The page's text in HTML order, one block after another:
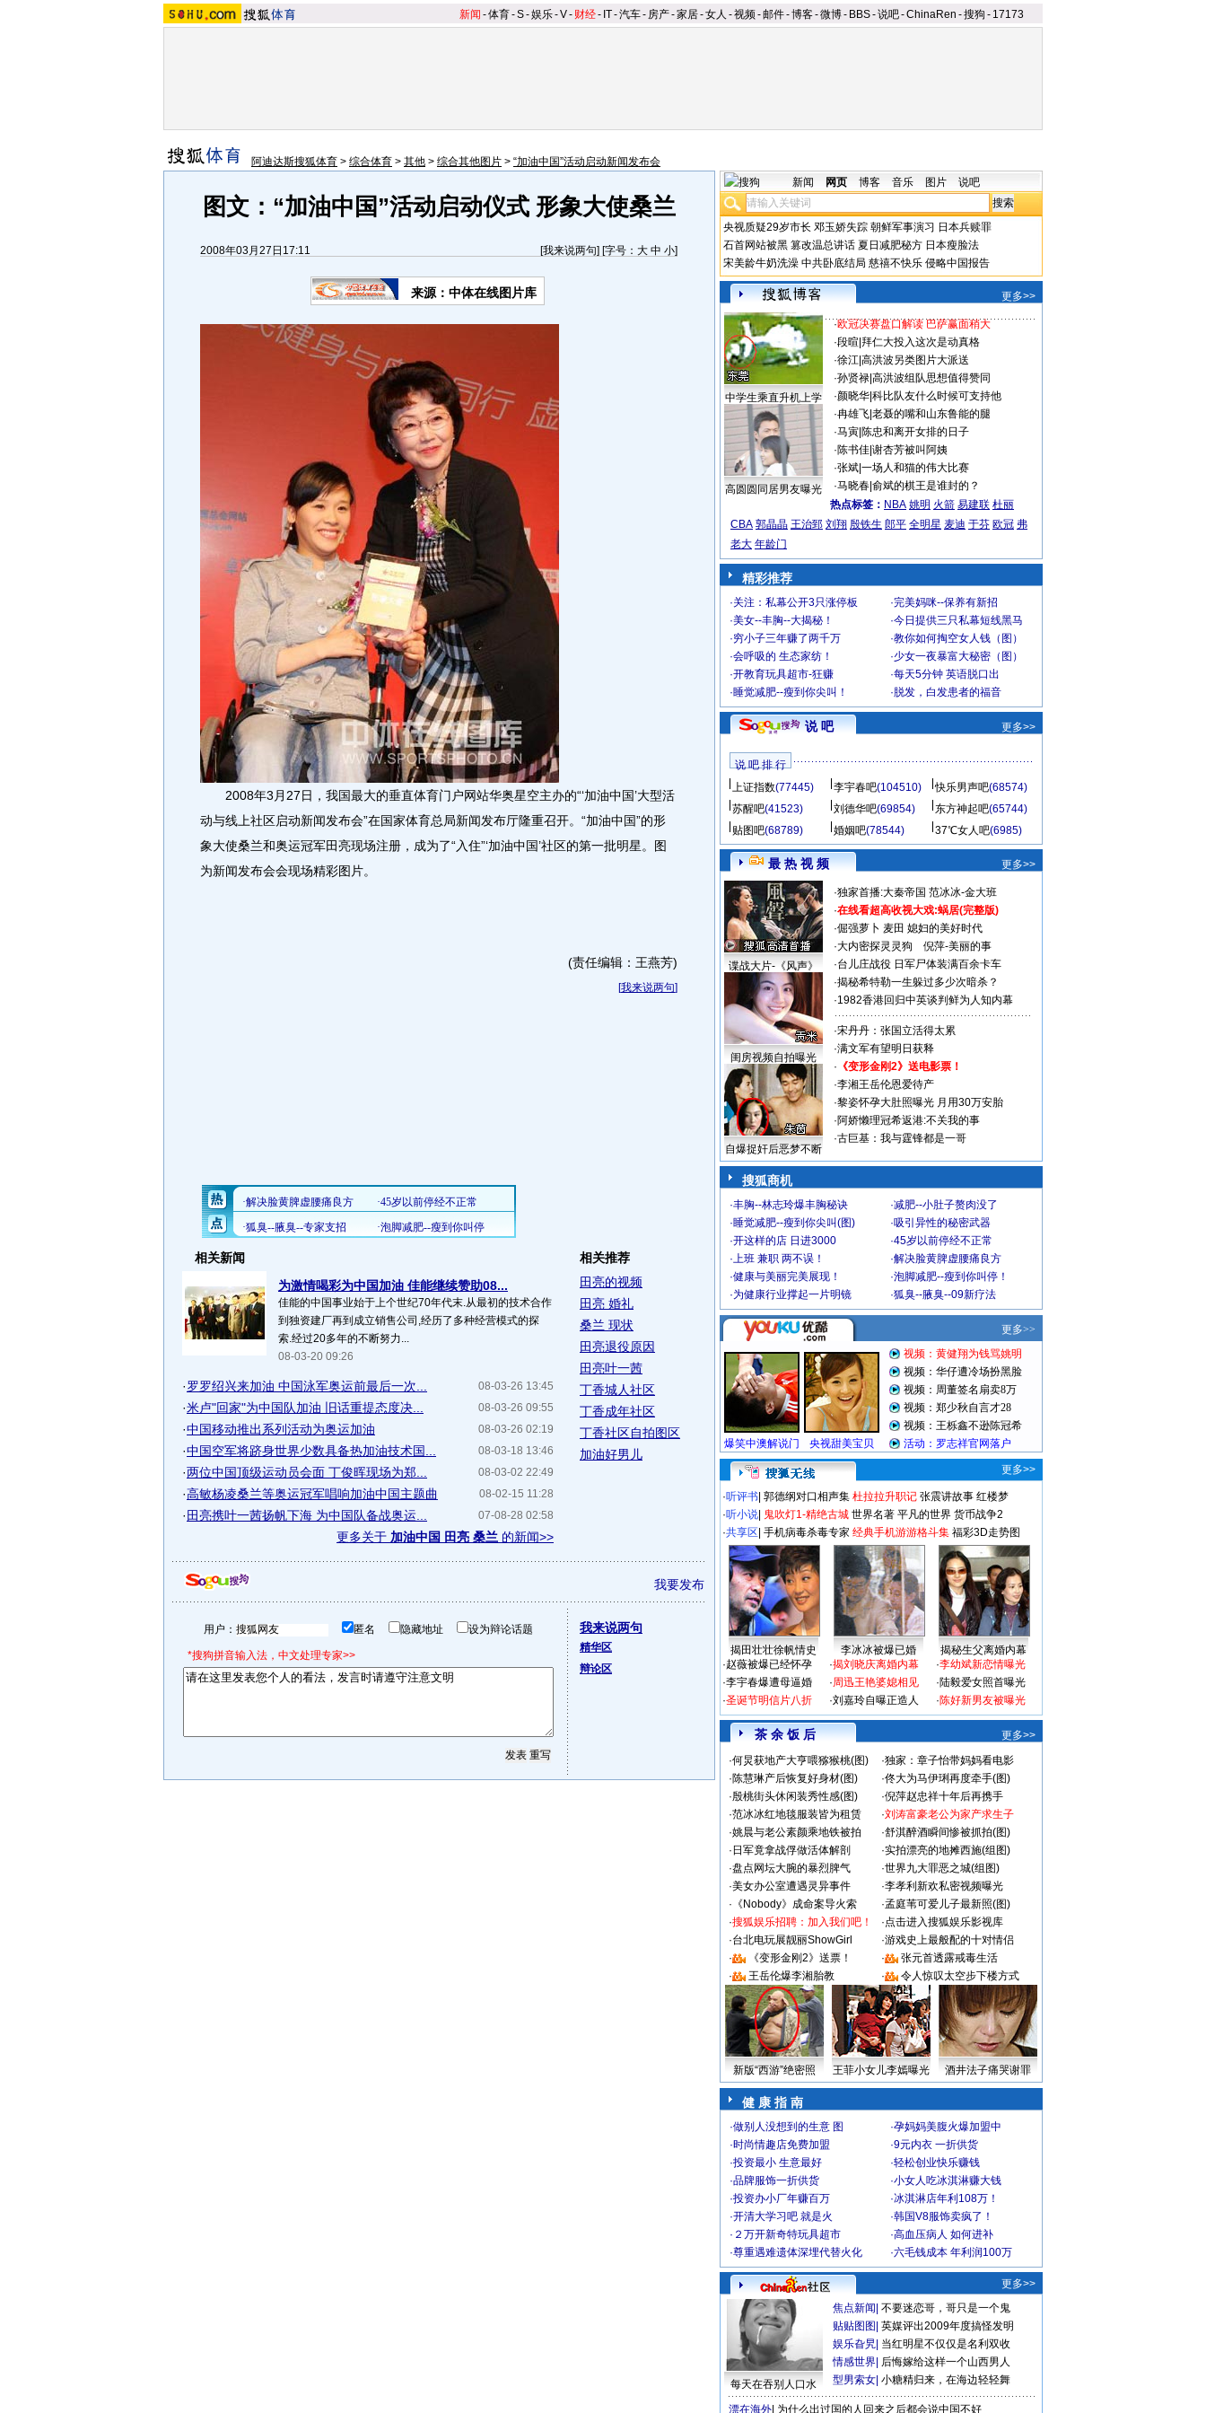
新闻 -体育-S-娱乐-V- 财经- IT-汽车- 房产-家居-女人 -视频-邮件-博客-微博- BBS-说吧-ChinaRen -搜狗 - 17173
阿迪达斯搜狐体育 > 综合体育 > 其他 > 综合其他图片 > “加油中国”活动启动新闻发布会
图文：“加油中国”活动启动仪式 形象大使桑兰
2008年03月27日17:11 [我来说两句] [字号： 大 中 小]
来源：中体在线图片库
2008年3月27日，我国最大的垂直体育门户网站华奥星空主办的“‘加油中国’大型活
动与线上社区启动新闻发布会”在国家体育总局新闻发布厅隆重召开。“加油中国”的形
象大使桑兰和奥运冠军田亮现场注册，成为了“入住”‘加油中国’社区的第一批明星。图
为新闻发布会会现场精彩图片。
(责任编辑：王燕芳)
[我来说两句]
相关新闻
为激情喝彩为中国加油 佳能继续赞助08...
佳能的中国事业始于上个世纪70年代末.从最初的技术合作
到独资建厂再到成立销售公司,经历了多种经营模式的探
索.经过20多年的不断努力...
08-03-20 09:26
08-03-26 13:45
·罗罗绍兴来加油 中国泳军奥运前最后一次...
08-03-26 09:55
·米卢"回家"为中国队加油 旧话重提态度决...
08-03-26 02:19
·中国移动推出系列活动为奥运加油
08-03-18 13:46
·中国空军将跻身世界少数具备热加油技术国...
08-03-02 22:49
·两位中国顶级运动员会面 丁俊晖现场为郑...
08-02-15 11:28
·高敏杨凌桑兰等奥运冠军唱响加油中国主题曲
07-08-28 02:58
· 田亮携叶一茜扬帆下海 为中国队备战奥运...
更多关于 加油中国 田亮 桑兰 的新闻>>
相关推荐
田亮的视频
田亮 婚礼
桑兰 现状
田亮退役原因
田亮叶一茜
丁香城人社区
丁香成年社区
丁香社区自拍图区
加油好男儿
我要发布
用户： 匿名 隐藏地址 设为辩论话题
*搜狗拼音输入法，中文处理专家>>
我来说两句
精华区
辩论区
新闻 网页 博客 音乐 图片 说吧
央视质疑29岁市长 邓玉娇失踪 朝鲜军事演习 日本兵赎罪
石首网站被黑 篡改温总讲话 夏日减肥秘方 日本瘦脸法
宋美龄牛奶洗澡 中共卧底结局 慈禧不快乐 侵略中国报告
更多>>
中学生乘直升机上学
高圆圆同居男友曝光
·欧冠决赛盘口解读 巴萨赢面稍大
·段暄 拜仁大投入这次是动真格
·徐江| 高洪波另类图片大派送
·孙贤禄| 高洪波组队思想值得赞同
·颜晓华| 科比队友什么时候可支持他
·冉雄飞| 老聂的嘴和山东鲁能的腿
·马寅| 陈忠和离开女排的日子
·陈书佳| 谢杏芳被叫阿姨
·张斌| 一场人和猫的伟大比赛
·马晓春| 俞斌的棋王是谁封的？
热点标签： NBA 姚明 火箭 易建联 杜丽
CBA 郭晶晶 王治郅 刘翔 殷铁生 郎平 全明星 麦迪 于芬 欧冠 弗
老大 年龄门
精彩推荐
·关注：私幕公开3只涨停板 ·完美妈咪--保养有新招
·美女--丰胸--大揭秘！ ·今日提供三只私幕短线黑马
·穷小子三年赚了两千万 ·教你如何掏空女人钱（图）
·会呼吸的 生态家纺！ ·少女一夜暴富大秘密（图）
·开教育玩具超市-狂赚 ·每天5分钟 英语脱口出
·睡觉减肥--瘦到你尖叫！ · 脱发，白发患者的福音
说 吧 更多>>
说 吧 排 行
上证指数(77445) 李宇春吧(104510) 快乐男声吧(68574)
苏醒吧(41523) 刘德华吧(69854) 东方神起吧(65744)
贴图吧(68789) 婚姻吧(78544) 37℃女人吧(6985)
最 热 视 频 更多>>
谍战大片-《风声》
闺房视频自拍曝光
自爆捉奸后恶梦不断
·独家首播:大秦帝国 范冰冰-金大班
·在线看超高收视大戏:蜗居(完整版)
·倔强萝卜 麦田 媳妇的美好时代
·大内密探灵灵狗
倪萍-美丽的事
·台儿庄战役 日军尸体装满百余卡车
·揭秘希特勒一生躲过多少次暗杀？
·1982香港回归中英谈判鲜为人知内幕
·宋丹丹：张国立活得太累
·满文军有望明日获释
· 《变形金刚2》送电影票！
·李湘王岳伦恩爱待产
·黎姿怀孕大肚照曝光 月用30万安胎
·阿娇懒理冠希返港:不关我的事
·古巨基：我与霆锋都是一哥
搜狐商机
·丰胸--林志玲爆丰胸秘诀 ·减肥--小肚子赘肉没了
·睡觉减肥--瘦到你尖叫(图) ·吸引异性的秘密武器
·开这样的店 日进3000 ·45岁以前停经不正常
·上班 兼职 两不误！ ·解决脸黄脾虚腰痛良方
·健康与美丽完美展现！ ·泡脚减肥--瘦到你叫停！
·为健康行业撑起一片明镜 ·狐臭--腋臭--09新疗法
更多>>
·听评书 郭德纲对口相声集 杜拉拉升职记 张震讲故事 红楼梦
·听小说 鬼吹灯1-精绝古城 世界名著 平凡的世界 货币战争2
·共享区 手机病毒杀毒专家 经典手机游游格斗集 福彩3D走势图
揭田壮壮徐帆情史 李冰冰被爆已婚
揭秘生父离婚内幕
·赵薇被爆已经怀孕
·李宇春爆遭母逼婚
·圣诞节明信片八折
·揭刘晓庆离婚内幕
·周迅王艳婆媳相见
·刘嘉玲自曝正造人
·李幼斌新恋情曝光
·陆毅爱女照首曝光
·陈好新男友被曝光
茶 余 饭 后
更多>>
·何炅获地产大亨喂猕猴桃(图) ·独家：章子怡带妈妈看电影
·陈慧琳产后恢复好身材(图) ·佟大为马伊琍再度牵手(图)
·殷桃街头休闲装秀性感(图) ·倪萍赵忠祥十年后再携手
·范冰冰红地毯服装皆为租赁 ·刘涛富豪老公为家产求生子
·姚晨与老公素颜乘地铁被拍 ·舒淇醉酒瞬间惨被抓拍(图)
· 日军竟拿战俘做活体解剖 ·实拍漂亮的地摊西施(组图)
·盘点网坛大腕的暴烈脾气 ·世界九大罪恶之城(组图)
·美女办公室遭遇灵异事件 ·李孝利新欢私密视频曝光
· 《Nobody》成命案导火索 ·孟庭苇可爱儿子最新照(图)
·搜狐娱乐招聘：加入我们吧！ ·点击进入搜狐娱乐影视库
·台北电玩展靓丽ShowGirl ·游戏史上最般配的十对情侣
·
《变形金刚2》送票！ ·
张元首透露戒毒生活
·
王岳伦爆李湘胎教 · 令人惊叹太空步下楼方式
新版“西游”绝密照 王菲小女儿李嫣曝光 酒井法子痛哭谢罪
健 康 指 南
·做别人没想到的生意 图 ·孕妈妈美腹火爆加盟中
·时尚情趣店免费加盟 ·9元内衣 一折供货
·投资最小 生意最好 ·轻松创业快乐赚钱
·品牌服饰一折供货 ·小女人吃冰淇淋赚大钱
·投资办小厂年赚百万 ·冰淇淋店年利108万！
·开清大学习吧 就是火 ·韩国V8服饰卖疯了！
· ２万开新奇特玩具超市 ·高血压病人 如何进补
·尊重遇难遗体深埋代替火化 ·六毛钱成本 年利润100万
更多>>
每天在吞别人口水
焦点新闻 不要迷恋哥，哥只是一个鬼
贴贴图图 英媒评出2009年度搞怪发明
娱乐旮旯 当红明星不仅仅是名利双收
情感世界 后悔嫁给这样一个山西男人
型男索女 小糖精归来，在海边轻轻舞
漂在海外 为什么出过国的人回来之后都会说中国不好